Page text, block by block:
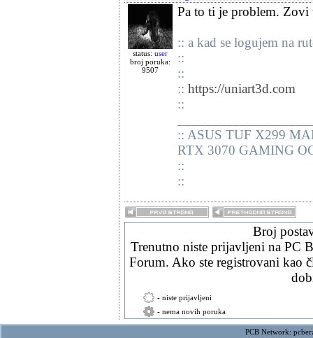
status: user
broj poruka:
9507
Pa to ti je problem. Zovi
:: a kad se logujem na
::
::
:: https://uniart3d.com
::
:: ASUS TUF X299
RTX 3070 GAMING
::
::
Broj
Trenutno niste prijavljeni na PC
Forum. Ako ste registrovani kao
- niste prijavljeni
- nema novih poruka
PCB Network: